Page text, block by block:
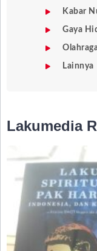
Kabar
Gaya
Lainnya
Lakumedia